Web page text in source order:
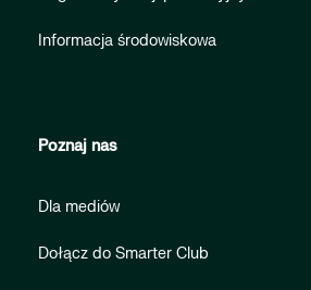
Informacja środowiskowa
Poznaj nas
Dla mediów
Dołącz do Smarter Club